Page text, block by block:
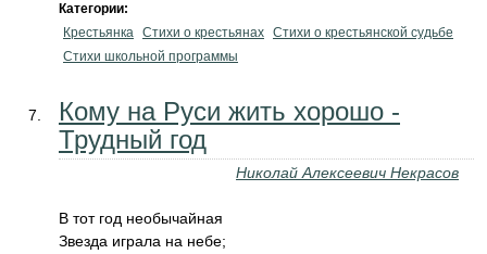
Категории:
Крестьянка Стихи о крестьянах Стихи о крестьянской судьбе
Стихи школьной программы
Кому на Руси жить хорошо -
Трудный год
Николай Алексеевич Некрасов
В тот год необычайная
Звезда играла на небе;